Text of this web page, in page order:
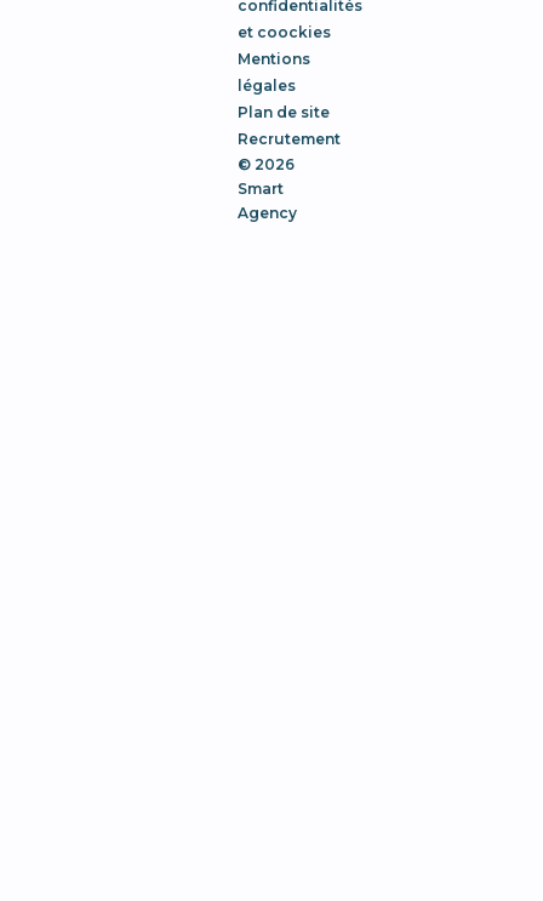
© 2026
Smart
Agency
confidentialités
et coockies
Mentions
légales
Plan de site
Recrutement